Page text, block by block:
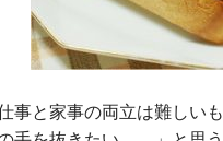
事と家事の両立は難しい